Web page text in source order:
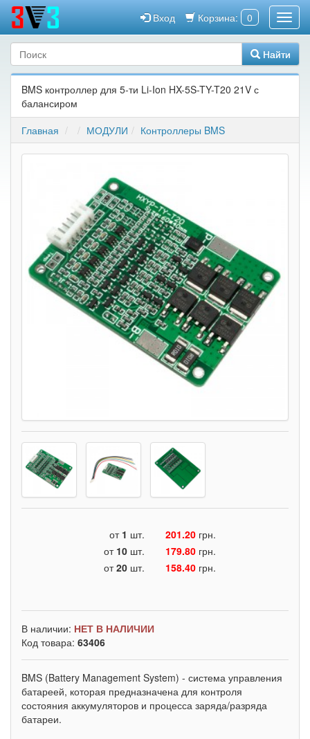
Корзина: 0
Вход
Найти
BMS контроллер для 5-ти Li-Ion HX-5S-TY-T20 21V с
балансиром
Главная
МОДУЛИ Контроллеры BMS
от 1 шт. 201.20 грн.
от 10 шт. 179.80 грн.
от20 шт. 158.40 грн.
В наличии: НЕТ В НАЛИЧИИ
Код товара: 63406
BMS (Battery Management System) - система управления
батареей, которая предназначена для контроля
состояния аккумуляторов и процесса заряда/разряда
батареи.